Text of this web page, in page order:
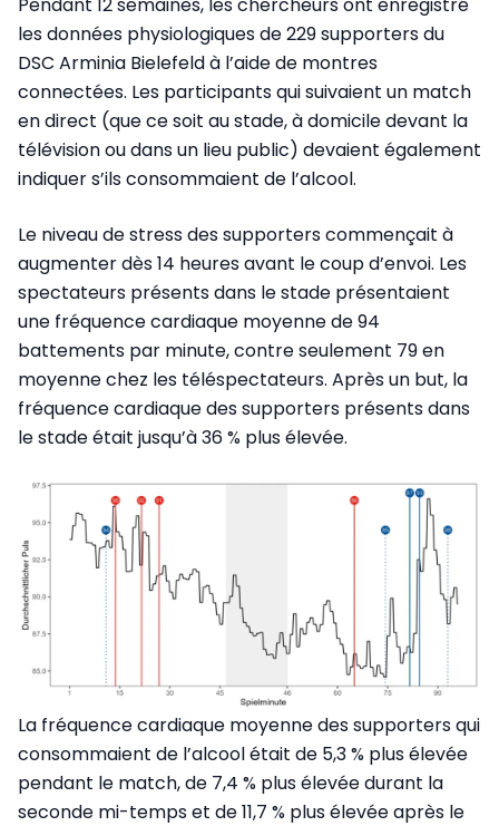
Pendant 12 semaines, les chercheurs ont enregistré
les données physiologiques de 229 supporters du
DSC Arminia Bielefeld à l’aide de montres
connectées. Les participants qui suivaient un match
en direct (que ce soit au stade, à domicile devant la
télévision ou dans un lieu public) devaient également
indiquer s’ils consommaient de l’alcool.
Le niveau de stress des supporters commençait à
augmenter dès 14 heures avant le coup d’envoi. Les
spectateurs présents dans le stade présentaient
une fréquence cardiaque moyenne de 94
battements par minute, contre seulement 79 en
moyenne chez les téléspectateurs. Après un but, la
fréquence cardiaque des supporters présents dans
le stade était jusqu’à 36 % plus élevée.
La fréquence cardiaque moyenne des supporters qui
consommaient de l’alcool était de 5,3 % plus élevée
pendant le match, de 7,4 % plus élevée durant la
seconde mi-temps et de 11,7 % plus élevée après le